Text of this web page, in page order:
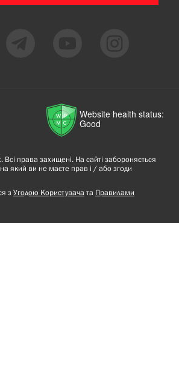
Website health status:
Good
права захищені. На сайті забороняється
який ви не маєте прав і / або згоди
з Угодою Користувача та Правилами